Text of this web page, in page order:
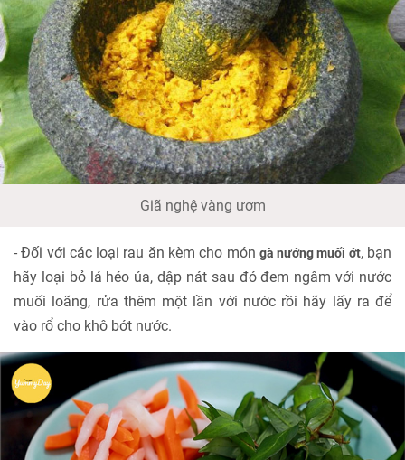
Giã nghệ vàng ươm
- Đối với các loại rau ăn kèm cho món gà nướng muối ớt, bạn
hãy loại bỏ lá héo úa, dập nát sau đó đem ngâm với nước
muối loãng, rửa thêm một lần với nước rồi hãy lấy ra để
vào rổ cho khô bớt nước.